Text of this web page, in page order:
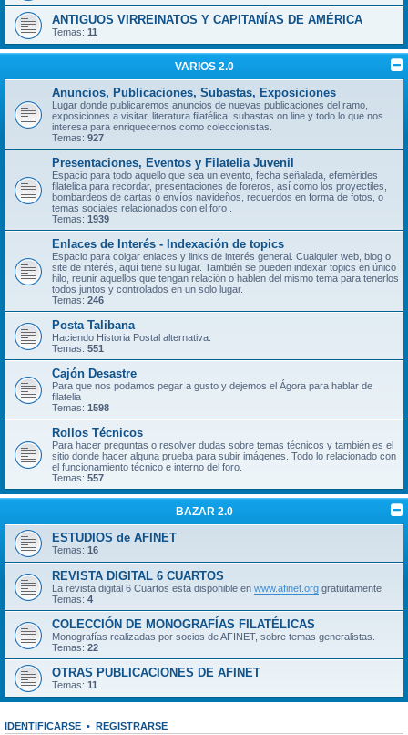
ANTIGUOS VIRREINATOS Y CAPITANÍAS DE AMÉRICA
Temas: 11
VARIOS 2.0
Anuncios, Publicaciones, Subastas, Exposiciones
Lugar donde publicaremos anuncios de nuevas publicaciones del ramo,
exposiciones a visitar, literatura filatélica, subastas on line y todo lo que nos
interesa para enriquecernos como coleccionistas.
Temas: 927
Presentaciones, Eventos y Filatelia Juvenil
Espacio para todo aquello que sea un evento, fecha señalada, efemérides
filatelica para recordar, presentaciones de foreros, así como los proyectiles,
bombardeos de cartas ó envíos navideños, recuerdos en forma de fotos, o
temas sociales relacionados con el foro .
Temas: 1939
Enlaces de Interés - Indexación de topics
Espacio para colgar enlaces y links de interés general. Cualquier web, blog o
site de interés, aquí tiene su lugar. También se pueden indexar topics en único
hilo, reunir aquellos que tengan relación o hablen del mismo tema para tenerlos
todos juntos y controlados en un solo lugar.
Temas: 246
Posta Talibana
Haciendo Historia Postal alternativa.
Temas: 551
Cajón Desastre
Para que nos podamos pegar a gusto y dejemos el Ágora para hablar de
filatelia
Temas: 1598
Rollos Técnicos
Para hacer preguntas o resolver dudas sobre temas técnicos y también es el
sitio donde hacer alguna prueba para subir imágenes. Todo lo relacionado con
el funcionamiento técnico e interno del foro.
Temas: 557
BAZAR 2.0
ESTUDIOS de AFINET
Temas: 16
REVISTA DIGITAL 6 CUARTOS
La revista digital 6 Cuartos está disponible en www.afinet.org gratuitamente
Temas: 4
COLECCIÓN DE MONOGRAFÍAS FILATÉLICAS
Monografías realizadas por socios de AFINET, sobre temas generalistas.
Temas: 22
OTRAS PUBLICACIONES DE AFINET
Temas: 11
IDENTIFICARSE • REGISTRARSE